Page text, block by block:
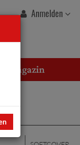
Anmelden
Magazin